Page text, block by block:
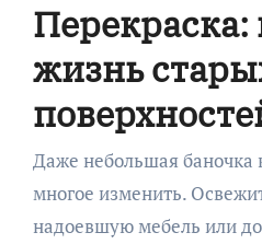
Перекраска:
жизнь
Даже небольшая баночка
многое изменить.
надоевшую мебель или